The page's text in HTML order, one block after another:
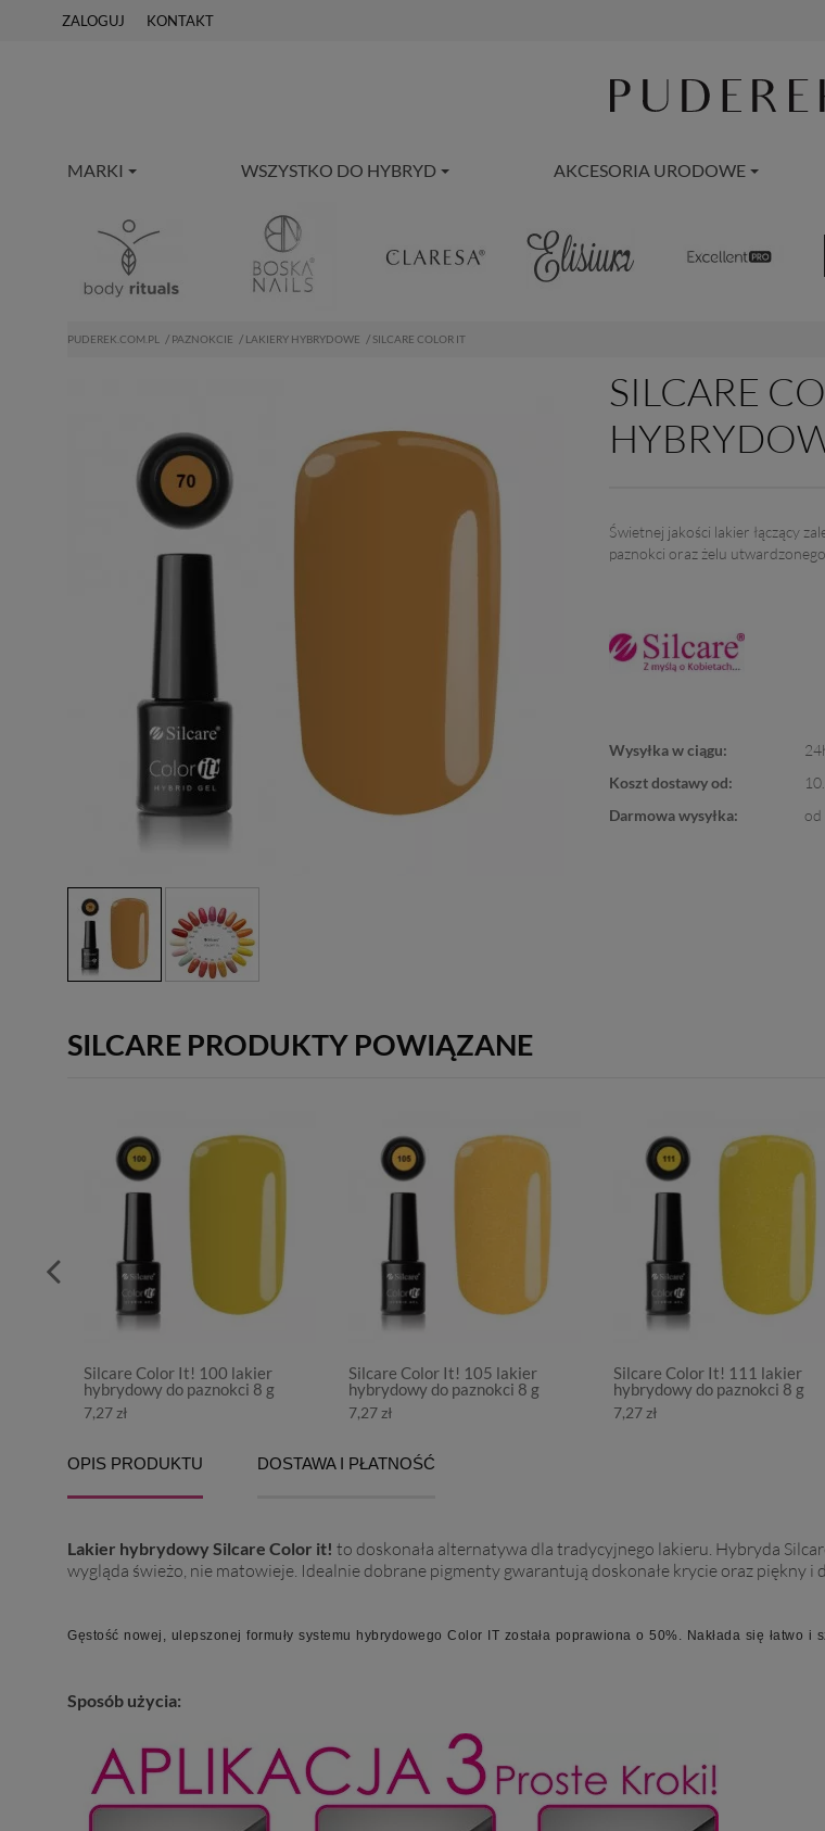
ZALOGUJ KONTAKT
MARKI WSZYSTKO DO HYBRYD AKCESORIA URODOWE
PUDEREK.COM.PL PAZNOKCIE LAKIERY HYBRYDOWE SILCARE COLOR IT
SILCARE
Świetnej jakości lakier łączący
paznokci oraz żelu utwardzonego
Wysyłka w ciągu:
Koszt dostawy od:
Darmowa wysyłka:
od
SILCARE PRODUKTY POWIĄZANE
Silcare Color It! 100 lakier
hybrydowy do paznokci 8 g
7,27 zł
Silcare Color It! 105 lakier
hybrydowy do paznokci 8 g
7,27 zł
Silcare Color It! 111 lakier
hybrydowy do paznokci 8 g
7,27 zł
OPIS PRODUKTU DOSTAWA I PŁATNOŚĆ
Lakier hybrydowy Silcare Color it! to doskonała alternatywa dla tradycyjnego lakieru. Hybryda
wygląda świeżo, nie matowieje. Idealnie dobrane pigmenty gwarantują doskonałe krycie oraz piękny i
Gęstość nowej, ulepszonej formuły systemu hybrydowego Color IT została poprawiona o 50%. Nakłada się łatwo
Sposób użycia: